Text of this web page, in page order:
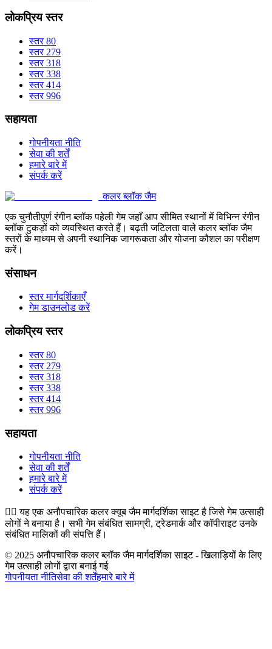
लोकप्रिय स्तर
स्तर 80
स्तर 279
स्तर 318
स्तर 338
स्तर 414
स्तर 996
सहायता
गोपनीयता नीति
सेवा की शर्तें
हमारे बारे में
संपर्क करें
कलर ब्लॉक जैम
एक चुनौतीपूर्ण रंगीन ब्लॉक पहेली गेम जहाँ आप सीमित स्थानों में विभिन्न रंगीन
ब्लॉक टुकड़ों को व्यवस्थित करते हैं। बढ़ती जटिलता वाले कलर ब्लॉक जैम
स्तरों के माध्यम से अपनी स्थानिक जागरूकता और योजना कौशल का परीक्षण
करें।
संसाधन
स्तर मार्गदर्शिकाएँ
गेम डाउनलोड करें
लोकप्रिय स्तर
स्तर 80
स्तर 279
स्तर 318
स्तर 338
स्तर 414
स्तर 996
सहायता
गोपनीयता नीति
सेवा की शर्तें
हमारे बारे में
संपर्क करें
👉🏻यह एक अनौपचारिक कलर क्यूब जैम मार्गदर्शिका साइट है जिसे गेम उत्साही
लोगों ने बनाया है। सभी गेम संबंधित सामग्री, ट्रेडमार्क और कॉपीराइट उनके
संबंधित मालिकों की संपत्ति हैं।
© 2025 अनौपचारिक कलर ब्लॉक जैम मार्गदर्शिका साइट - खिलाड़ियों के लिए
गेम उत्साही लोगों द्वारा बनाई गई
गोपनीयता नीतिसेवा की शर्तेंहमारे बारे में